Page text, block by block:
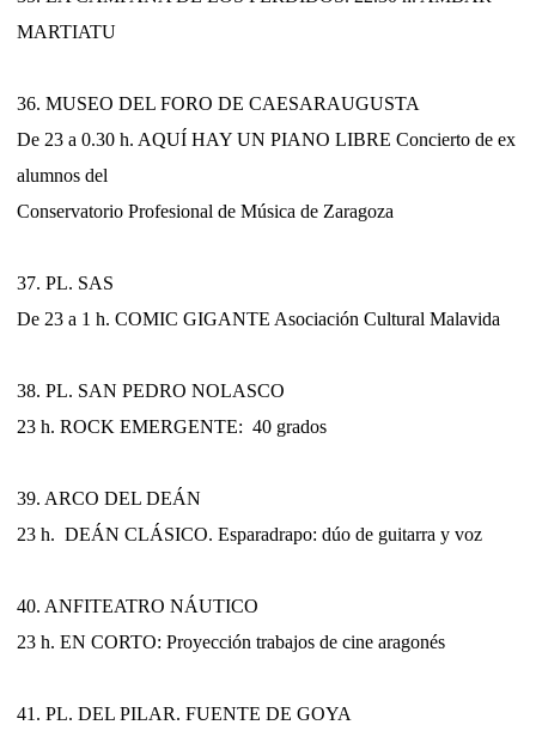
MARTIATU
36. MUSEO DEL FORO DE CAESARAUGUSTA
De 23 a 0.30 h. AQUÍ HAY UN PIANO LIBRE Concierto de ex
alumnos del
Conservatorio Profesional de Música de Zaragoza
37. PL. SAS
De 23 a 1 h. COMIC GIGANTE Asociación Cultural Malavida
38. PL. SAN PEDRO NOLASCO
23 h. ROCK EMERGENTE: 40 grados
39. ARCO DEL DEÁN
23 h. DEÁN CLÁSICO. Esparadrapo: dúo de guitarra y voz
40. ANFITEATRO NÁUTICO
23 h. EN CORTO: Proyección trabajos de cine aragonés
41. PL. DEL PILAR. FUENTE DE GOYA